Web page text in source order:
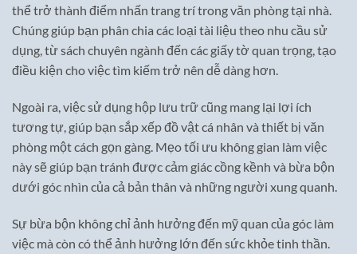
thể trở thành điểm nhấn trang trí trong văn phòng tại nhà.
Chúng giúp bạn phân chia các loại tài liệu theo nhu cầu sử
dụng, từ sách chuyên ngành đến các giấy tờ quan trọng, tạo
điều kiện cho việc tìm kiếm trở nên dễ dàng hơn.
Ngoài ra, việc sử dụng hộp lưu trữ cũng mang lại lợi ích
tương tự, giúp bạn sắp xếp đồ vật cá nhân và thiết bị văn
phòng một cách gọn gàng. Mẹo tối ưu không gian làm việc
này sẽ giúp bạn tránh được cảm giác cồng kềnh và bừa bộn
dưới góc nhìn của cả bản thân và những người xung quanh.
Sự bừa bộn không chỉ ảnh hưởng đến mỹ quan của góc làm
việc mà còn có thể ảnh hưởng lớn đến sức khỏe tinh thần.